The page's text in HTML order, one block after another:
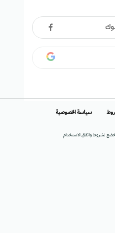
لشروط واتفاق الاستخدام
سياسة الخصوصية